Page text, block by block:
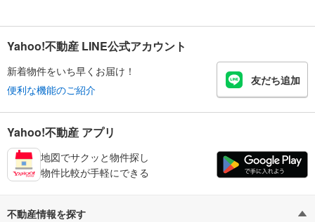
Yahoo!不動産 LINE公式アカウント
新着物件をいち早くお届け！
便利な機能のご紹介
友だち追加
Yahoo!不動産 アプリ
地図でサクッと物件探し
物件比較が手軽にできる
不動産情報を探す